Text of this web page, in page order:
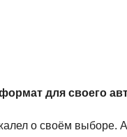
для своего
о своём выборе.